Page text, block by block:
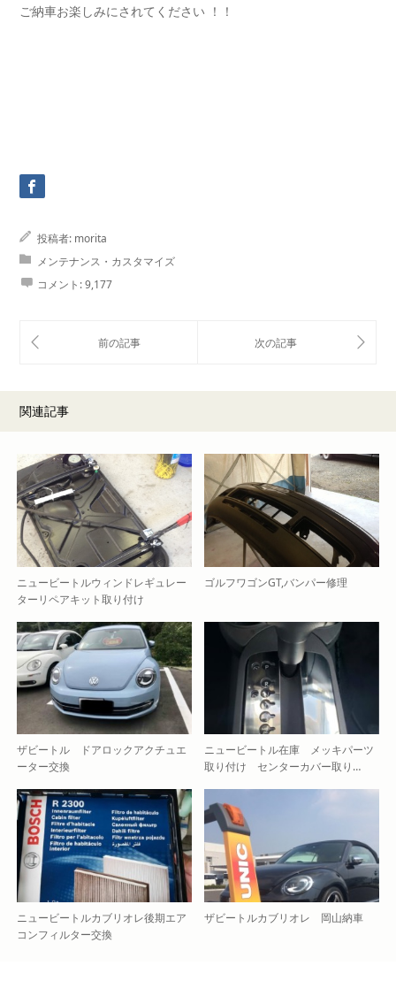
ご納車お楽しみにされてください ！！
投稿者: morita
メンテナンス・カスタマイズ
コメント:9,177
関連記事
ニュービートルウィンドレギュレー
ターリペアキット取り付け
ゴルフワゴンGT,バンパー修理
ザビートル ドアロックアクチュエ
ーター交換
ニュービートル在庫 メッキパーツ
取り付け センターカバー取り…
ニュービートルカブリオレ後期エア
コンフィルター交換
ザビートルカブリオレ 岡山納車